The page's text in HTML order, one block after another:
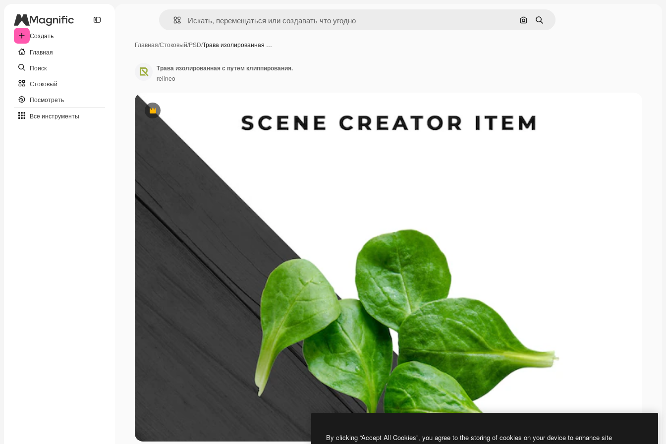
Создать
Главная
Поиск
Стоковый
Посмотреть
Все инструменты
Поиск по изображению
Поиск
Главная/Стоковый/PSD/Трава изолированная …
Премиум
Трава изолированная с путем клиппирования.
relineo
By clicking “Accept All Cookies”, you agree to the storing of cookies on your device to enhance site